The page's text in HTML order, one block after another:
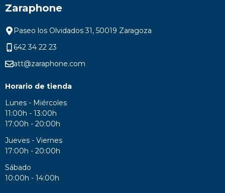
Zaraphone
Paseo los Olvidados 31, 50019 Zaragoza
642 34 22 23
att@zaraphone.com
Horario de tienda
Lunes - Miércoles
11:00h - 13:00h
17:00h - 20:00h
Jueves - Viernes
17:00h - 20:00h
Sábado
10:00h - 14:00h